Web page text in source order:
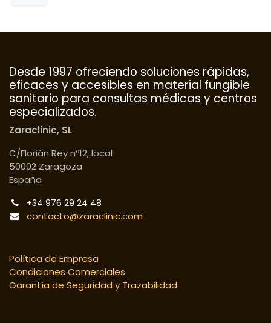
Desde 1997 ofreciendo soluciones rápidas,
eficaces y accesibles en material fungible
sanitario para consultas médicas y centros
especializados.
Zaraclinic, SL
C/Florián Rey nº12, local
50002 Zaragoza
España
+34 976 29 24 48
contacto@zaraclinic.com
Política de Empresa
Condiciones Comerciales
Garantía de Seguridad y Trazabilidad